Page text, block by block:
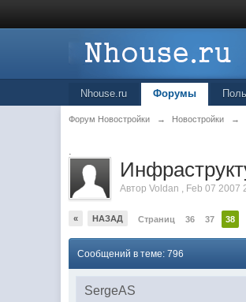
Nhouse.ru Форумы
Форум Новостройки → Новостройки →
.
АвторVoldan , Feb 07 2007
« НАЗАД Страниц 36 37 38
Сообщений в теме: 796
SergeAS